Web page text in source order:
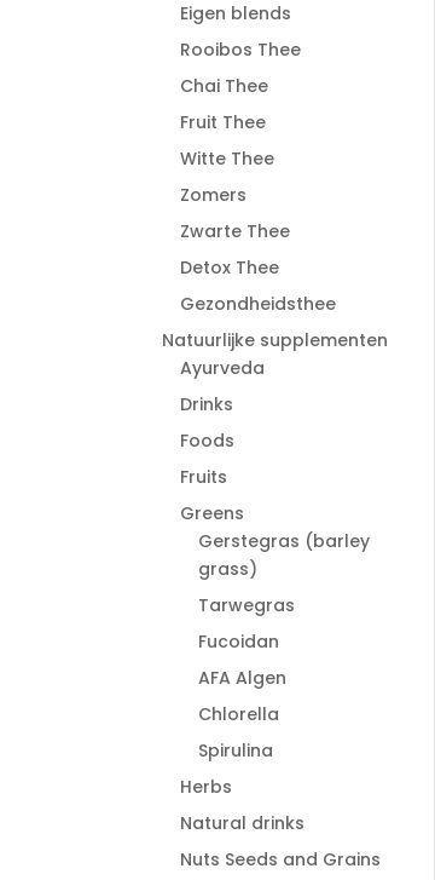
Eigen blends
Rooibos Thee
Chai Thee
Fruit Thee
Witte Thee
Zomers
Zwarte Thee
Detox Thee
Gezondheidsthee
Natuurlijke supplementen
Ayurveda
Drinks
Foods
Fruits
Greens
Gerstegras (barley
grass)
Tarwegras
Fucoidan
AFA Algen
Chlorella
Spirulina
Herbs
Natural drinks
Nuts Seeds and Grains